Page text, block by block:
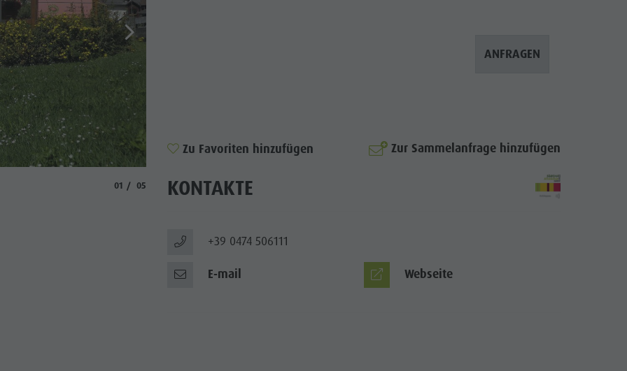
aria.slide_indicator.prefix
01 aria.slide_indicator.of
05
ANFRAGEN
Zur Sammelanfrage hinzufügen
Zu Favoriten hinzufügen
KONTAKTE
+39 0474 506111
E-mail Webseite